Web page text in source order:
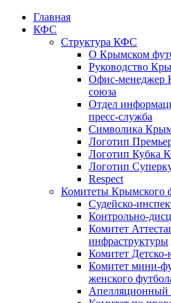
Главная
КФС
Структура КФС
О Крымском
Руководство
Офис-менеджер
союза
Отдел
пресс-служба
Символика
Логотип
Логотип Кубка
Логотип
Respect
Комитеты Крымского
Судейско-
Контрольно-
Комитет
инфраструктуры
Комитет
Комитет мини-
женского
Апелляционный